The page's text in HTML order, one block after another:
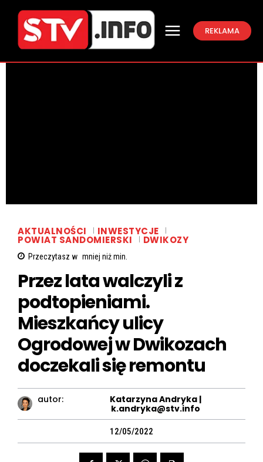
REKLAMA
AKTUALNOŚCI INWESTYCJE
POWIAT SANDOMIERSKI DWIKOZY
Przeczytasz w mniej niżmin.
Przez lata walczyli z
podtopieniami.
Mieszkańcy ulicy
Ogrodowej w Dwikozach
doczekali się remontu
autor:
Katarzyna Andryka |
k.andryka@stv.info
12/05/2022